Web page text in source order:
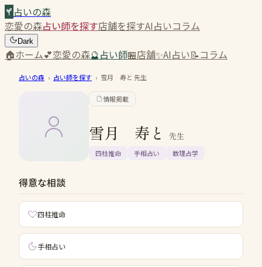
占いの森
恋愛の森占い師を探す店舗を探すAI占いコラム
Dark
🏠ホーム💕恋愛の森🔮占い師🏪店舗✨AI占い📝コラム
占いの森 › 占い師を探す › 雪月 寿と 先生
情報掲載
雪月 寿と 先生
四柱推命 手相占い 数理占学
得意な相談
四柱推命
手相占い